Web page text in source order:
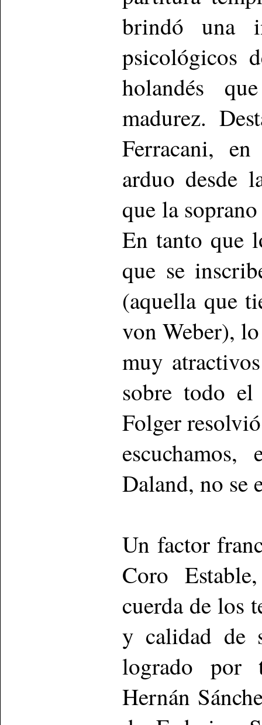
brindó una
psicológicos
holandés
madurez.
Ferracani,
arduo desde
que la
En tanto que
que se
(aquella que
von Weber),
muy
sobre todo
Folger
Daland, no se
Un factor
Coro
cuerda de los
y calidad de
logrado por
Hernán